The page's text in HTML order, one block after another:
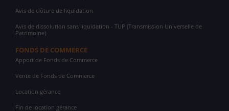
Avis de clôture de liquidation
Avis de dissolution sans liquidation - TUP (Transmission Universelle de
Patrimoine)
FONDS DE COMMERCE
Apport de Fonds de Commerce
Vente de Fonds de Commerce
Location gérance
Fin de location gérance